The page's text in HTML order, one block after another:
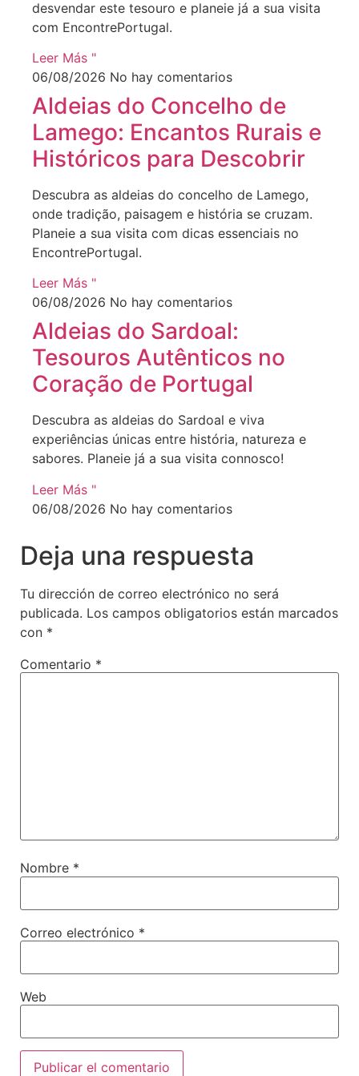
desvendar este tesouro e planeie já a sua visita
com EncontrePortugal.
Leer Más "
06/08/2026 No hay comentarios
Aldeias do Concelho de
Lamego: Encantos Rurais e
Históricos para Descobrir
Descubra as aldeias do concelho de Lamego,
onde tradição, paisagem e história se cruzam.
Planeie a sua visita com dicas essenciais no
EncontrePortugal.
Leer Más "
06/08/2026 No hay comentarios
Aldeias do Sardoal:
Tesouros Autênticos no
Coração de Portugal
Descubra as aldeias do Sardoal e viva
experiências únicas entre história, natureza e
sabores. Planeie já a sua visita connosco!
Leer Más "
06/08/2026 No hay comentarios
Deja una respuesta
Tu dirección de correo electrónico no será
publicada. Los campos obligatorios están marcados
con *
Comentario *
Nombre *
Correo electrónico *
Web